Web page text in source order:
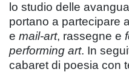
lo studio delle
portano a partecipare
e mail-art, rassegne e
performing art. In
cabaret di poesia con